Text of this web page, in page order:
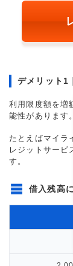
デメリット1
利用限度額を増
能性があります。
たとえばマイラ
レジットサービ
す。
借入残高